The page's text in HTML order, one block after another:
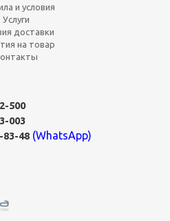
и условия
Услуги
доставки
на товар
500
003
83-48 (WhatsApp)